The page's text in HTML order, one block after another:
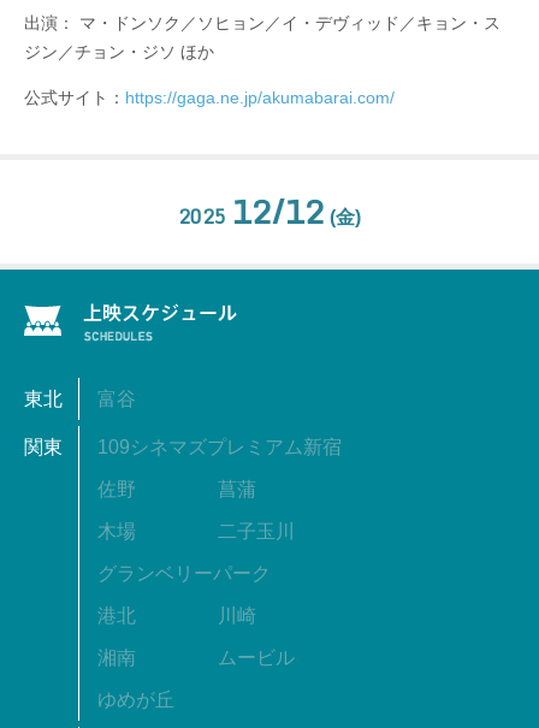
出演： マ・ドンソク／ソヒョン／イ・デヴィッド／キョン・ス
ジン／チョン・ジソ ほか
公式サイト： https://gaga.ne.jp/akumabarai.com/
2025 12/12 (金)
東北 富谷
関東 109シネマズプレミアム新宿
佐野 菖蒲
木場 二子玉川
グランベリーパーク
港北 川崎
湘南 ムービル
ゆめが丘